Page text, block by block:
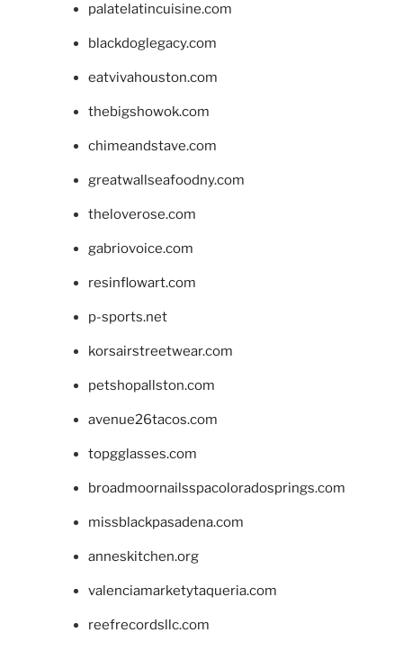
palatelatincuisine.com
blackdoglegacy.com
eatvivahouston.com
thebigshowok.com
chimeandstave.com
greatwallseafoodny.com
theloverose.com
gabriovoice.com
resinflowart.com
p-sports.net
korsairstreetwear.com
petshopallston.com
avenue26tacos.com
topgglasses.com
broadmoornailsspacoloradosprings.com
missblackpasadena.com
anneskitchen.org
valenciamarketytaqueria.com
reefrecordsllc.com